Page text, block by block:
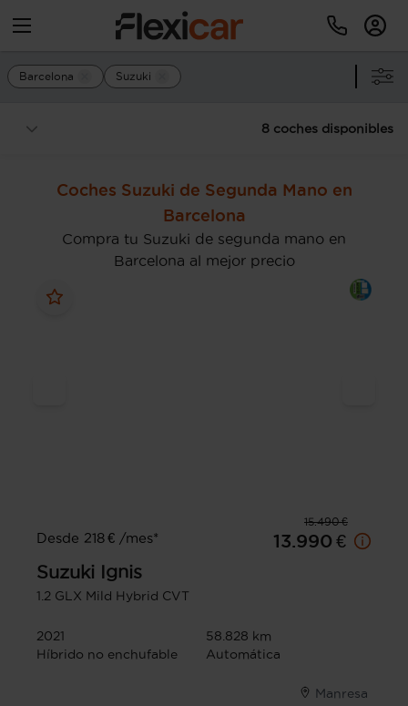
Barcelona Suzuki
8 coches disponibles
Coches Suzuki de Segunda Mano en
Barcelona
Compra tu Suzuki de segunda mano en
Barcelona al mejor precio
15.490 €
Desde 218 € /mes*
13.990 €
Suzuki
Ignis
1.2 GLX Mild Hybrid CVT
2021
58.828 km
Híbrido no enchufable
Automática
Manresa